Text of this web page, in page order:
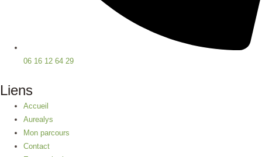
06 16 12 64 29
Liens
Accueil
Aurealys
Mon parcours
Contact